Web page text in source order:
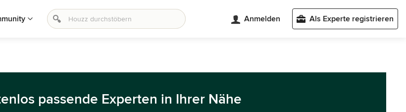
Anmelden Als Experte registrieren
passende Experten in Ihrer Nähe